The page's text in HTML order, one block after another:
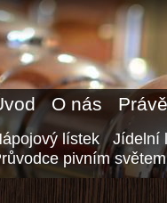
O nás
lístek
Jídelní
pivním světem